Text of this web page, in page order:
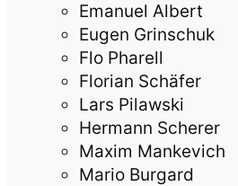
Emanuel Albert
Eugen Grinschuk
Flo Pharell
Florian Schäfer
Lars Pilawski
Hermann Scherer
Maxim Mankevich
Mario Burgard